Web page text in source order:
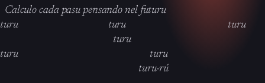
Calculo cada pasu pensando nel futuru
turu turu turu
turu
turu turu
turu-rú